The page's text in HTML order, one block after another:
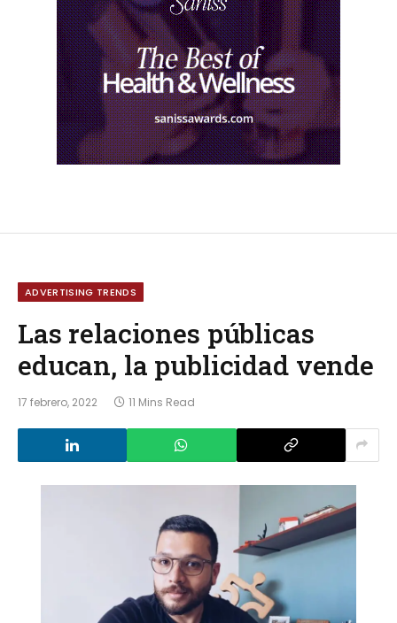
ADVERTISING TRENDS
Las relaciones públicas
educan, la publicidad vende
17 febrero, 2022 11 Mins Read